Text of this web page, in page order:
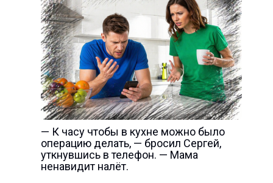
— К часу чтобы в кухне можно было
операцию делать, — бросил Сергей,
уткнувшись в телефон. — Мама
ненавидит налёт.